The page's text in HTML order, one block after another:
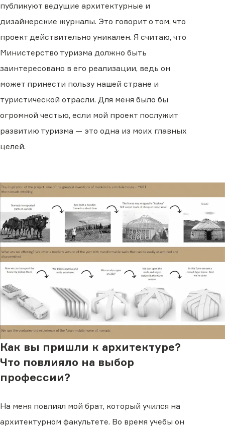
публикуют ведущие архитектурные и
дизайнерские журналы. Это говорит о том, что
проект действительно уникален. Я считаю, что
Министерство туризма должно быть
заинтересовано в его реализации, ведь он
может принести пользу нашей стране и
туристической отрасли. Для меня было бы
огромной честью, если мой проект послужит
развитию туризма — это одна из моих главных
целей.
Как вы пришли к архитектуре?
Что повлияло на выбор
профессии?
На меня повлиял мой брат, который учился на
архитектурном факультете. Во время учебы он